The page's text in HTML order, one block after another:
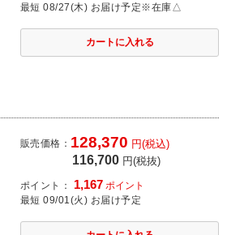
最短 08/27(木) お届け予定※在庫△
販売価格： 128,370 円(税込)
116,700 円(税抜)
ポイント： 1,167 ポイント
最短 09/01(火) お届け予定